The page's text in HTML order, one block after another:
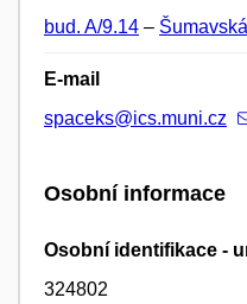
bud. A/9.14 –
E-mail
spaceks@ics.muni.cz
Osobní informace
Osobní identifikace -
324802